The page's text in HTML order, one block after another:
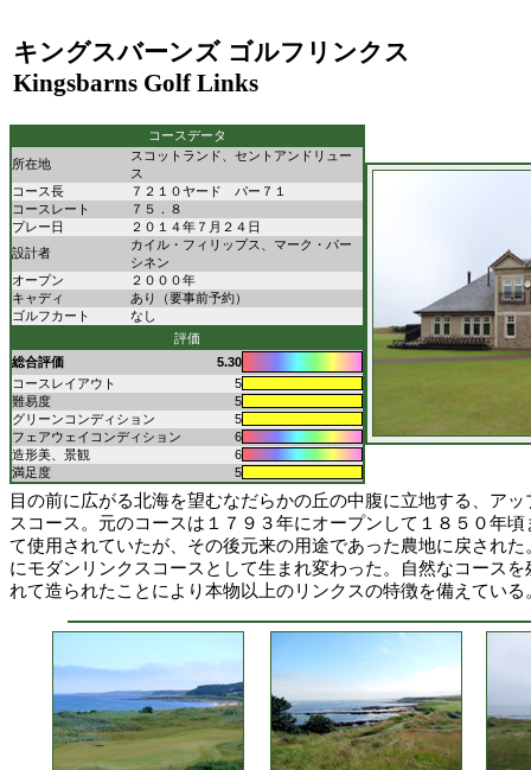
キングスバーンズ ゴルフリンクス
Kingsbarns Golf Links
コースデータ
所在地
スコットランド、セントアンドリュー
ス
コース長
７２１０ヤード パー７１
コースレート
７５．８
プレー日
２０１４年７月２４日
設計者
カイル・フィリップス、マーク・パー
シネン
オープン
２０００年
キャディ
あり（要事前予約）
ゴルフカート
なし
評価
総合評価
5.30
コースレイアウト
5
難易度
5
グリーンコンディション
5
フェアウェイコンディション
6
造形美、景観
6
満足度
5
目の前に広がる北海を望むなだらかの丘の中腹に立地する、ア
スコース。元のコースは１７９３年にオープンして１８５０年
て使用されていたが、その後元来の用途であった農地に戻され
にモダンリンクスコースとして生まれ変わった。自然なコース
れて造られたことにより本物以上のリンクスの特徴を備えている